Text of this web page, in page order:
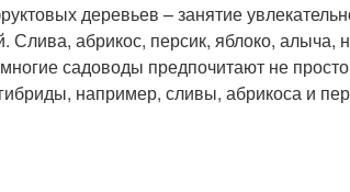
деревьев – занятие
Слива, абрикос, персик, яблоко, алыча,
садоводы предпочитают не
например, сливы, абрикоса и